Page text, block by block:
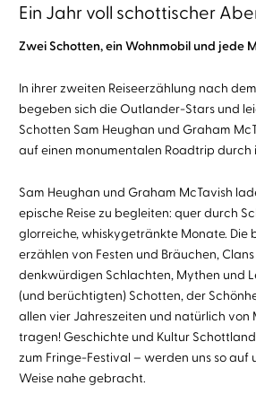
Ein Jahr voll schottischer
Zwei Schotten, ein Wohnmobil und jede
In ihrer zweiten Reiseerzählung nach
begeben sich die Outlander-Stars und
Schotten Sam Heughan und Graham
auf einen monumentalen Roadtrip durch
Sam Heughan und Graham McTavish
epische Reise zu begleiten: quer durch
glorreiche, whiskygetränkte Monate. Die
erzählen von Festen und Bräuchen,
denkwürdigen Schlachten, Mythen und
(und berüchtigten) Schotten, der
allen vier Jahreszeiten und natürlich von
tragen! Geschichte und Kultur
zum Fringe-Festival – werden uns so auf
Weise nahe gebracht.